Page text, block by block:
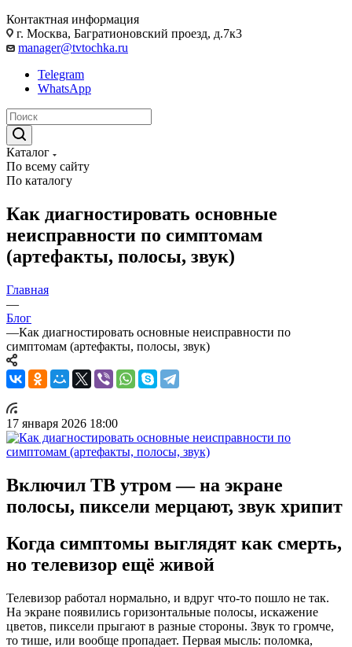
Контактная информация
г. Москва, Багратионовский проезд, д.7к3
manager@tvtochka.ru
Telegram
WhatsApp
Каталог
По всему сайту
По каталогу
Как диагностировать основные
неисправности по симптомам
(артефакты, полосы, звук)
Главная
—
Блог
—Как диагностировать основные неисправности по
симптомам (артефакты, полосы, звук)
17 января 2026 18:00
Включил ТВ утром — на экране
полосы, пиксели мерцают, звук хрипит
Когда симптомы выглядят как смерть,
но телевизор ещё живой
Телевизор работал нормально, и вдруг что-то пошло не так.
На экране появились горизонтальные полосы, искажение
цветов, пиксели прыгают в разные стороны. Звук то громче,
то тише, или вообще пропадает. Первая мысль: поломка,